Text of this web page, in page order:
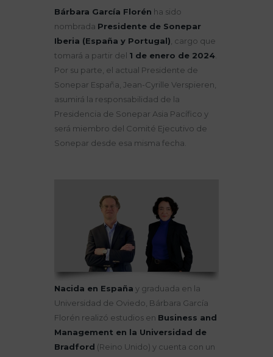
Bárbara García Florén ha sido
nombrada Presidente de Sonepar
Iberia (España y Portugal), cargo que
tomará a partir del 1 de enero de 2024.
Por su parte, el actual Presidente de
Sonepar España, Jean-Cyrille Verspieren,
asumirá la responsabilidad de la
Presidencia de Sonepar Asia Pacífico y
será miembro del Comité Ejecutivo de
Sonepar desde esa misma fecha.
Nacida en España y graduada en la
Universidad de Oviedo, Bárbara García
Florén realizó estudios en Business and
Management en la Universidad de
Bradford (Reino Unido) y cuenta con un